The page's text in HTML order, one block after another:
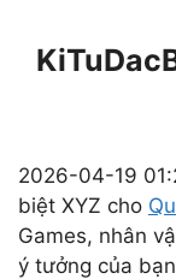
2026-04-19
biệt XYZ cho
Games, nhân
ý tưởng của